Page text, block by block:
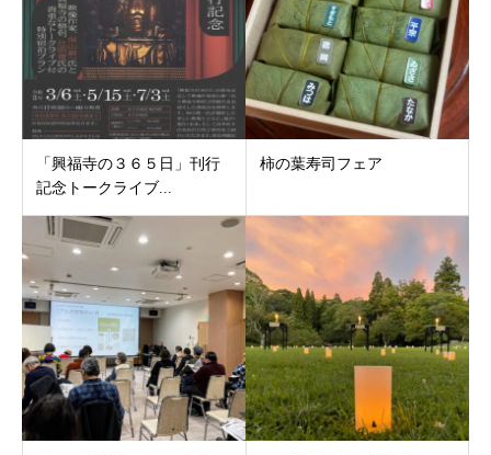
「興福寺の３６５日」刊行
記念トークライブ...
柿の葉寿司フェア